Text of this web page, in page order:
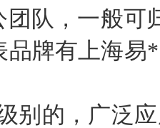
团队，一般可
品牌有上海
别的，广泛